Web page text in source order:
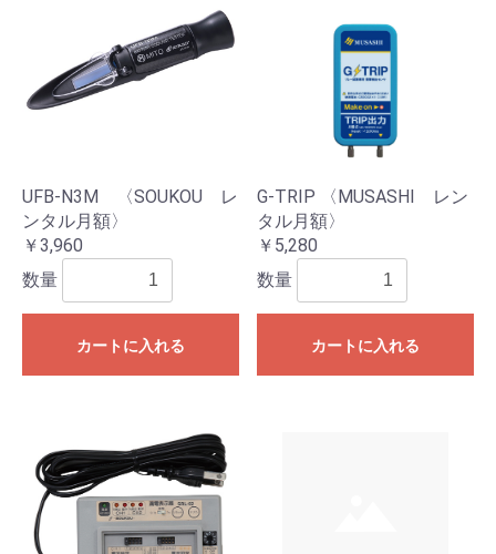
UFB-N3M 〈SOUKOU レ
ンタル月額〉
￥3,960
数量
カートに入れる
G-TRIP 〈MUSASHI レン
タル月額〉
￥5,280
数量
カートに入れる